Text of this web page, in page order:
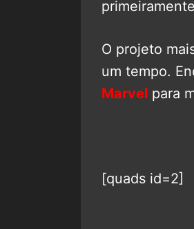
O projeto
um tempo.
Marvel para
[quads id=2]